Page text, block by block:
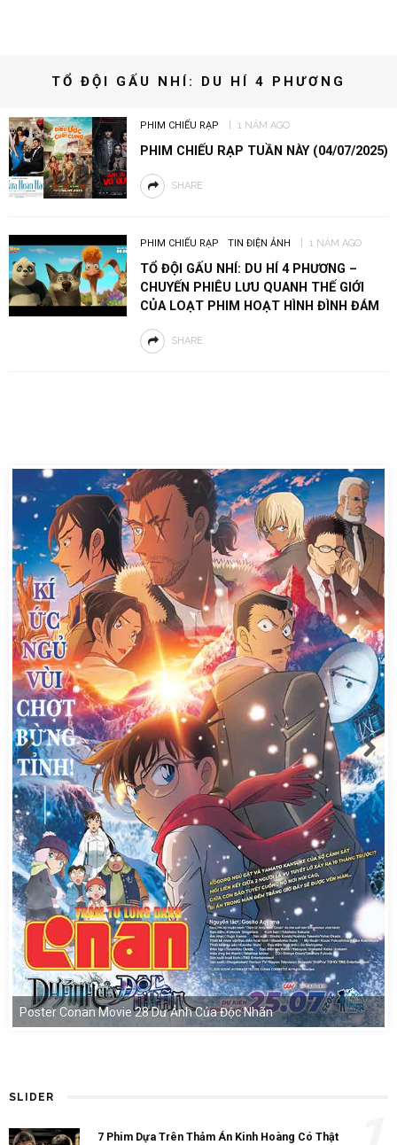
TỔ ĐỘI GẤU NHÍ: DU HÍ 4 PHƯƠNG
PHIM CHIẾU RẠP 1 NĂM AGO
PHIM CHIẾU RẠP TUẦN NÀY (04/07/2025)
SHARE
PHIM CHIẾU RẠP TIN ĐIỆN ẢNH 1 NĂM AGO
TỔ ĐỘI GẤU NHÍ: DU HÍ 4 PHƯƠNG –
CHUYẾN PHIÊU LƯU QUANH THẾ GIỚI
CỦA LOẠT PHIM HOẠT HÌNH ĐÌNH ĐÁM
SHARE
Poster Conan Movie 28 Dư Ảnh Của Độc Nhãn
SLIDER
7 Phim Dựa Trên Thảm Án Kinh Hoàng Có Thật